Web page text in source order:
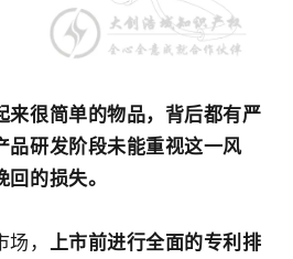
来很简单的物品，背后都有严
品研发阶段未能重视这一风
的损失。
，
上市前进行全面的专利排